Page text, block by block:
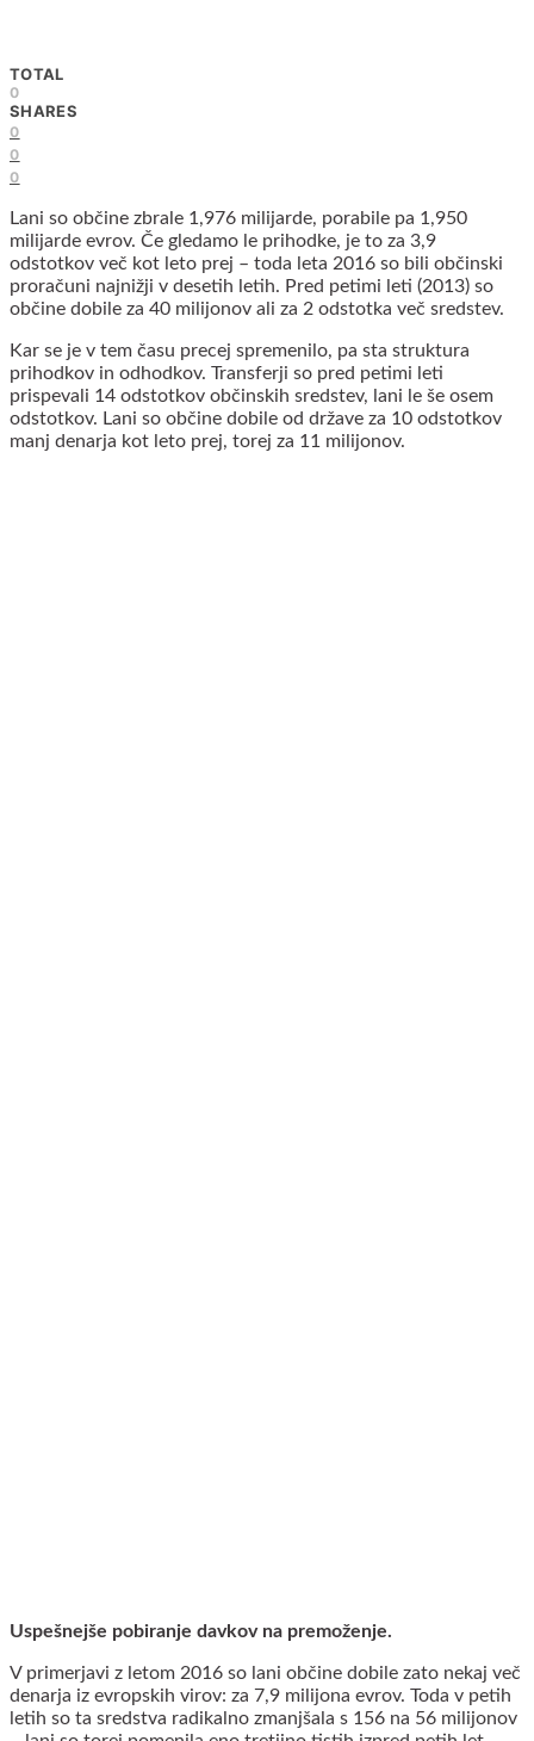
TOTAL
0
SHARES
0
0
0
Lani so občine zbrale 1,976 milijarde, porabile pa 1,950
milijarde evrov. Če gledamo le prihodke, je to za 3,9
odstotkov več kot leto prej – toda leta 2016 so bili občinski
proračuni najnižji v desetih letih. Pred petimi leti (2013) so
občine dobile za 40 milijonov ali za 2 odstotka več sredstev.
Kar se je v tem času precej spremenilo, pa sta struktura
prihodkov in odhodkov. Transferji so pred petimi leti
prispevali 14 odstotkov občinskih sredstev, lani le še osem
odstotkov. Lani so občine dobile od države za 10 odstotkov
manj denarja kot leto prej, torej za 11 milijonov.
Uspešnejše pobiranje davkov na premoženje.
V primerjavi z letom 2016 so lani občine dobile zato nekaj več
denarja iz evropskih virov: za 7,9 milijona evrov. Toda v petih
letih so ta sredstva radikalno zmanjšala s 156 na 56 milijonov